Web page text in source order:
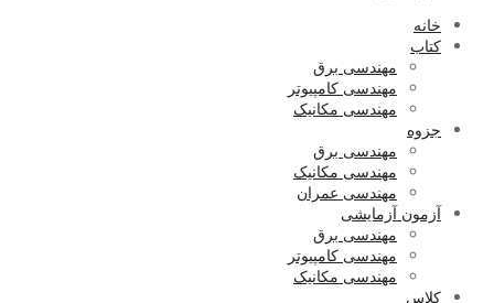
خانه
کتاب
مهندسی برق
مهندسی کامپیوتر
مهندسی مکانیک
جزوه
مهندسی برق
مهندسی مکانیک
مهندسی عمران
آزمون آزمایشی
مهندسی برق
مهندسی کامپیوتر
مهندسی مکانیک
کلاس